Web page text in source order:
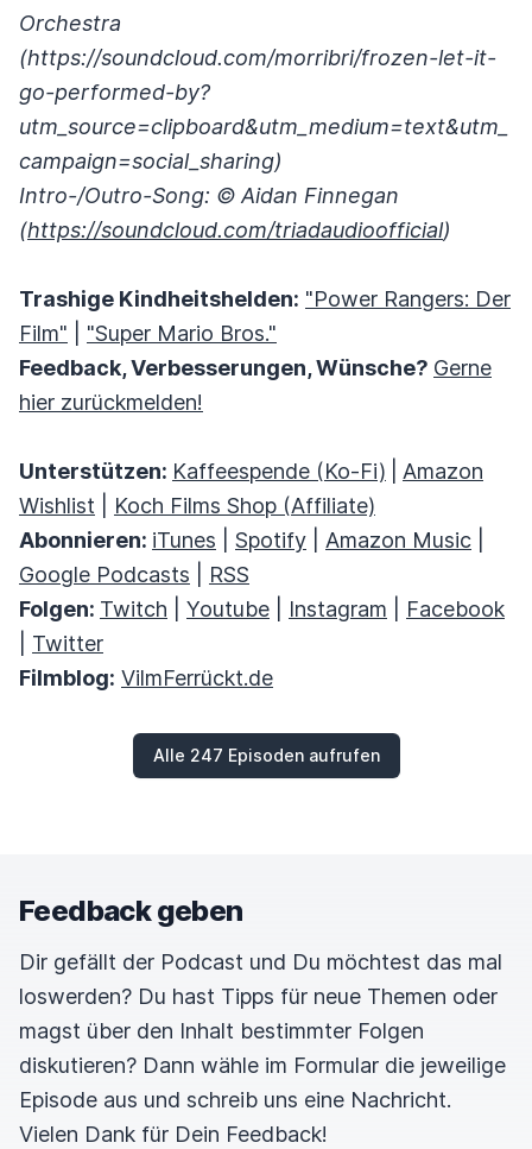
Orchestra
(https://soundcloud.com/morribri/frozen-let-it-
go-performed-by?
utm_source=clipboard&utm_medium=text&utm_
campaign=social_sharing)
Intro-/Outro-Song: © Aidan Finnegan
(https://soundcloud.com/triadaudioofficial)
Trashige Kindheitshelden: "Power Rangers: Der
Film"
"Super Mario Bros."
Feedback, Verbesserungen, Wünsche? Gerne
hier zurückmelden!
Unterstützen: Kaffeespende (Ko-Fi)
Amazon
Wishlist
Koch Films Shop (Affiliate)
Abonnieren: iTunes Spotify Amazon Music
Google Podcasts
RSS
Folgen: Twitch Youtube Instagram
Facebook
Twitter
Filmblog: VilmFerrückt.de
Alle 247 Episoden aufrufen
Feedback geben
Dir gefällt der Podcast und Du möchtest das mal
loswerden? Du hast Tipps für neue Themen oder
magst über den Inhalt bestimmter Folgen
diskutieren? Dann wähle im Formular die jeweilige
Episode aus und schreib uns eine Nachricht.
Vielen Dank für Dein Feedback!